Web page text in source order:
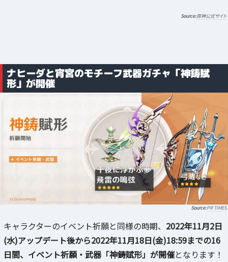
原神公式サイト
ナヒーダと宵宮のモチーフ武器ガチャ「神鋳賦
形」が開催
PR TIMES
キャラクターのイベント祈願と同様の時期、 2022年11月2日
(水)アップデート後から2022年11月18日(金)18:59までの16
日間、イベント祈願・武器「神鋳賦形」が開催となります！